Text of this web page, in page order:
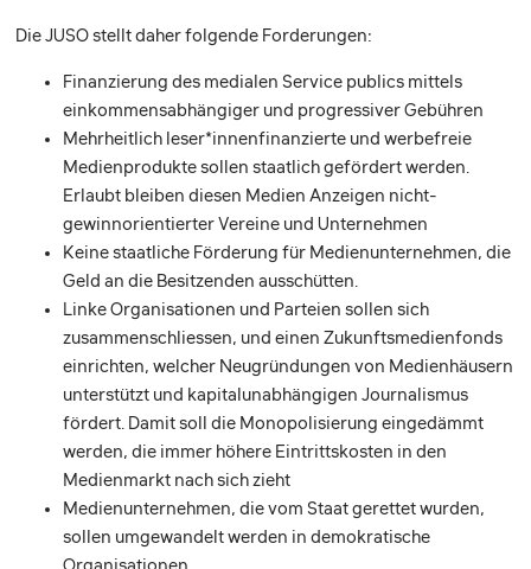
Die JUSO stellt daher folgende Forderungen:
Finanzierung des medialen Service publics mittels
einkommensabhängiger und progressiver Gebühren
Mehrheitlich leser*innenfinanzierte und werbefreie
Medienprodukte sollen staatlich gefördert werden.
Erlaubt bleiben diesen Medien Anzeigen nicht-
gewinnorientierter Vereine und Unternehmen
Keine staatliche Förderung für Medienunternehmen, die
Geld an die Besitzenden ausschütten.
Linke Organisationen und Parteien sollen sich
zusammenschliessen, und einen Zukunftsmedienfonds
einrichten, welcher Neugründungen von Medienhäusern
unterstützt und kapitalunabhängigen Journalismus
fördert. Damit soll die Monopolisierung eingedämmt
werden, die immer höhere Eintrittskosten in den
Medienmarkt nach sich zieht
Medienunternehmen, die vom Staat gerettet wurden,
sollen umgewandelt werden in demokratische
Organisationen